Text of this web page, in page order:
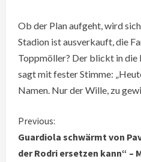
Ob der Plan aufgeht, wird
Stadion ist ausverkauft, die
Toppmöller? Der blickt in die
sagt mit fester Stimme:
Namen. Nur der Wille, zu
C
o
Previous:
Guardiola schwärmt von
der Rodri ersetzen kann“ –